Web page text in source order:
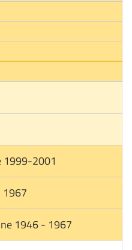
1999-2001
1967
1946 - 1967